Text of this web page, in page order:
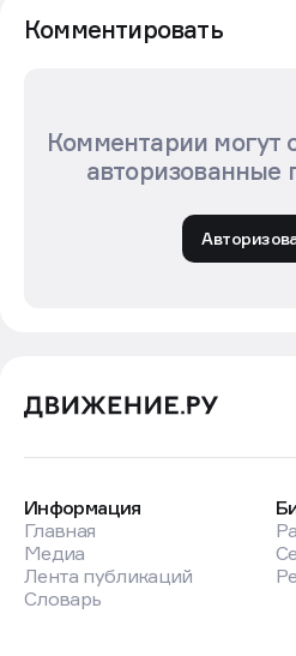
Комментировать
Комментарии могут
авторизованные
Информация
Главная
Медиа
Лента публикаций
Словарь